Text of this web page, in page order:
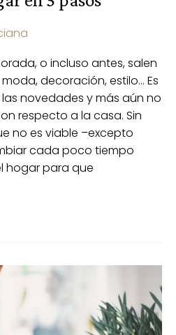
o incluso antes, salen
decoración, estilo… Es
novedades y más aún no
respecto a la casa. Sin
no es viable –excepto
cada poco tiempo
hogar para que